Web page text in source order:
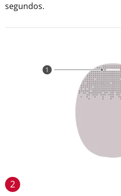
segundos.
2